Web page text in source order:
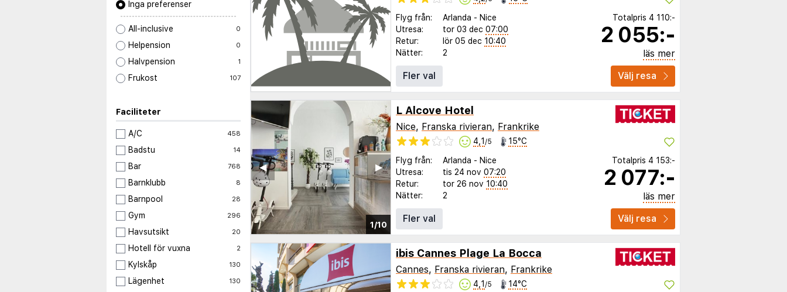
Inga preferenser
All-inclusive 0
Helpension 0
Halvpension 1
Frukost 107
Faciliteter
A/C 458
Badstu 14
Bar 768
Barnklubb 8
Barnpool 28
Gym 296
Havsutsikt 20
Hotell för vuxna 2
Kylskåp 130
Lägenhet 130
Flyg från: Arlanda - Nice
Utresa:
tor 03 dec 07:00
Retur:
lör 05 dec 10:40
Nätter:
2
Totalpris 4 110:-
2 055:-
läs mer
Fler val
Välj resa
1/10
▶︎
◀︎
L Alcove Hotel
Nice, Franska rivieran, Frankrike
4,1 /5 15°C
Flyg från: Arlanda - Nice
Utresa:
tis 24 nov 07:20
Retur:
tor 26 nov 10:40
Nätter:
2
Totalpris 4 153:-
2 077:-
läs mer
Fler val
Välj resa
ibis Cannes Plage La Bocca
Cannes, Franska rivieran, Frankrike
4,1 /5 14°C